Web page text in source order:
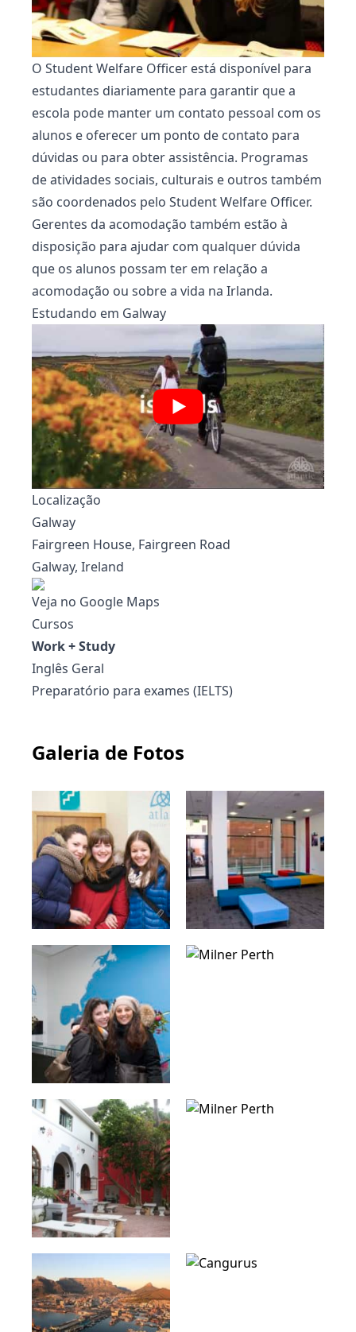
O Student Welfare Officer está disponível para
estudantes diariamente para garantir que a
escola pode manter um contato pessoal com os
alunos e oferecer um ponto de contato para
dúvidas ou para obter assistência. Programas
de atividades sociais, culturais e outros também
são coordenados pelo Student Welfare Officer.
Gerentes da acomodação também estão à
disposição para ajudar com qualquer dúvida
que os alunos possam ter em relação a
acomodação ou sobre a vida na Irlanda.
Estudando em Galway
Localização
Galway
Fairgreen House, Fairgreen Road
Galway, Ireland
Veja no Google Maps
Cursos
Work + Study
Inglês Geral
Preparatório para exames (IELTS)
Galeria de Fotos